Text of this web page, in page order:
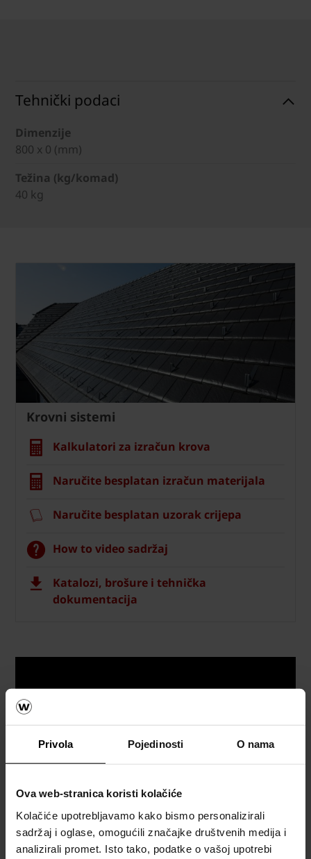
Privola Pojedinosti O nama
Ova web-stranica koristi kolačiće
Kolačiće upotrebljavamo kako bismo personalizirali
sadržaj i oglase, omogućili značajke društvenih medija i
analizirali promet. Isto tako, podatke o vašoj upotrebi
Tehnički podaci
Dimenzije
800 x 0 (mm)
Težina (kg/komad)
40 kg
Krovni sistemi
Kalkulatori za izračun krova
Naručite besplatan izračun materijala
Naručite besplatan uzorak crijepa
How to video sadržaj
Katalozi, brošure i tehnička
dokumentacija